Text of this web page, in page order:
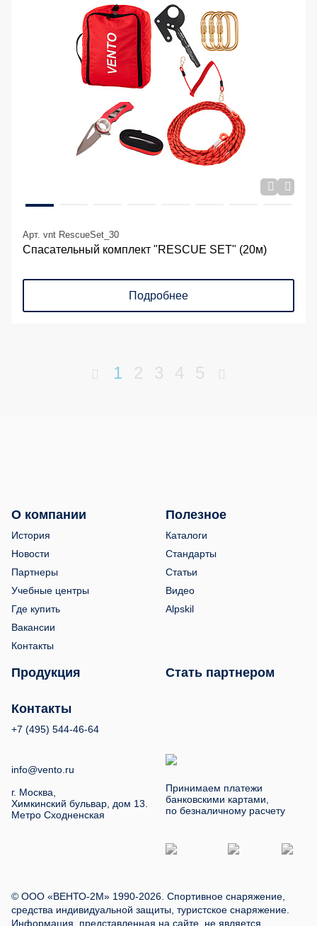
Арт. vnt RescueSet_30
Спасательный комплект "RESCUE SET" (20м)
Подробнее
1 2 3 4 5
О компании
История
Новости
Партнеры
Учебные центры
Где купить
Вакансии
Контакты
Полезное
Каталоги
Стандарты
Статьи
Видео
Alpskil
Продукция Стать партнером
Контакты
+7 (495) 544-46-64
info@vento.ru
г. Москва,
Химкинский бульвар, дом 13.
Метро Сходненская
Принимаем платежи
банковскими картами,
по безналичному расчету
© ООО «ВЕНТО-2М» 1990-2026. Спортивное снаряжение,
средства индивидуальной защиты, туристское снаряжение.
Информация, представленная на сайте, не является